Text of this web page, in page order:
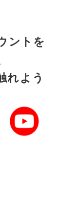
ントを
れよう